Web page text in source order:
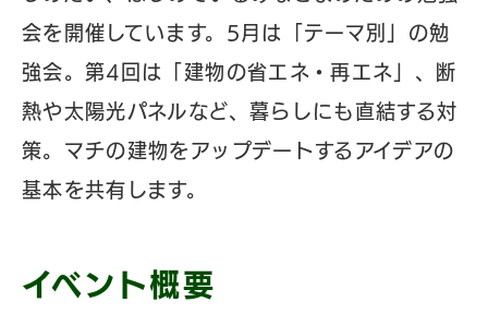
会を開催しています。5月は「テーマ別」の勉
強会。第4回は「建物の省エネ・再エネ」、断
熱や太陽光パネルなど、暮らしにも直結する対
策。マチの建物をアップデートするアイデアの
基本を共有します。
イベント概要